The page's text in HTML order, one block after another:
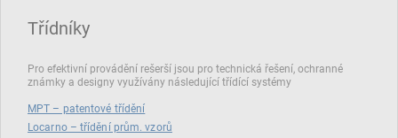
Třídníky
Pro efektivní provádění rešerší jsou pro technická řešení, ochranné
známky a designy využívány následující třídící systémy
MPT – patentové třídění
Locarno – třídění prům. vzorů